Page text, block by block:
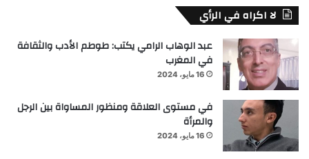
لا اكراه في الرأي
عبد الوهاب الرامي يكتب: طوطم الأدب والثقافة
في المغرب
16 مايو، 2024
في مستوى العلاقة ومنظور المساواة بين الرجل
والمرأة
16 مايو، 2024